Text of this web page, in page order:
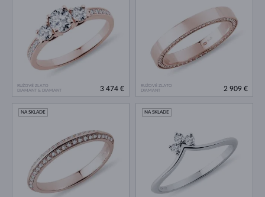
RUŽOVÉ ZLATO
DIAMANT & DIAMANT
3 474 €
RUŽOVÉ ZLATO
DIAMANT
2 909 €
NA SKLADE NA SKLADE